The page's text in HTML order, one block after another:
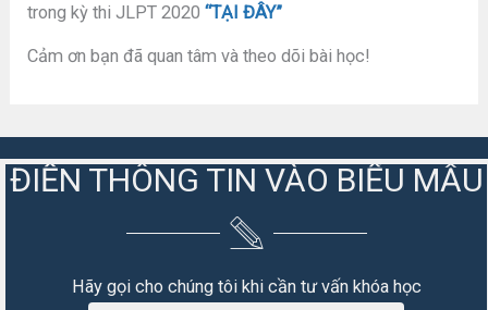
trong kỳ thi JLPT 2020“TẠI ĐÂY”
Cảm ơn bạn đã quan tâm và theo dõi bài học!
ĐIỀN THÔNG TIN VÀO BIỂU MẪU
Hãy gọi cho chúng tôi khi cần tư vấn khóa học